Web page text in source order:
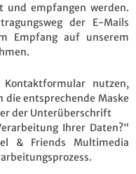
und empfangen werden.
der E-Mails
Empfang auf unserem
nutzen,
die entsprechende Maske
der Unterüberschrift
Ihrer Daten?“
& Friends Multimedia